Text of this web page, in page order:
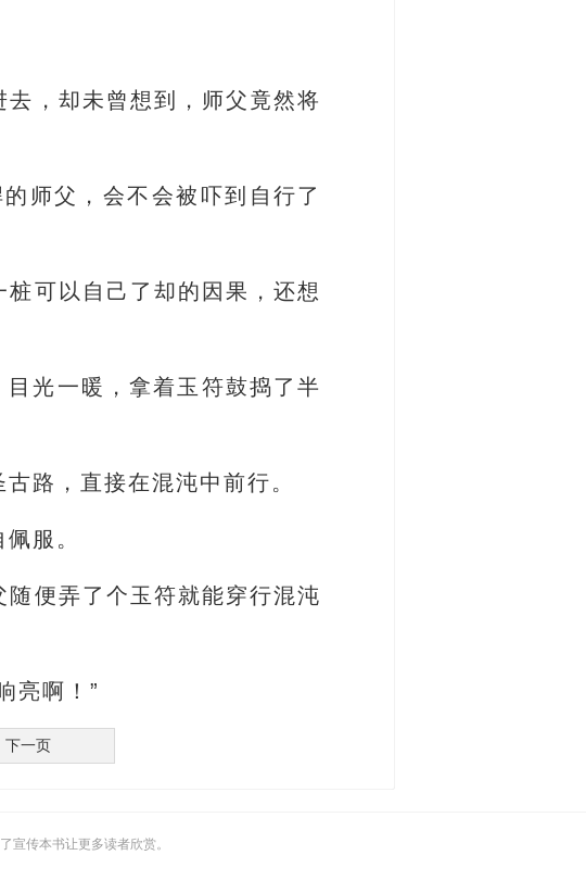
，却未曾想到，师父竟然将
师父，会不会被吓到自行了
可以自己了却的因果，还想
光一暖，拿着玉符鼓捣了半
路，直接在混沌中前行。
服。
便弄了个玉符就能穿行混沌
亮啊！”
下一页
宣传本书让更多读者欣赏。